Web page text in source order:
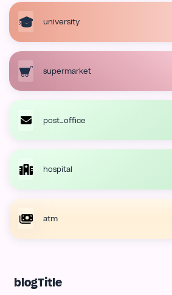
university
supermarket
post_office
hospital
atm
blogTitle